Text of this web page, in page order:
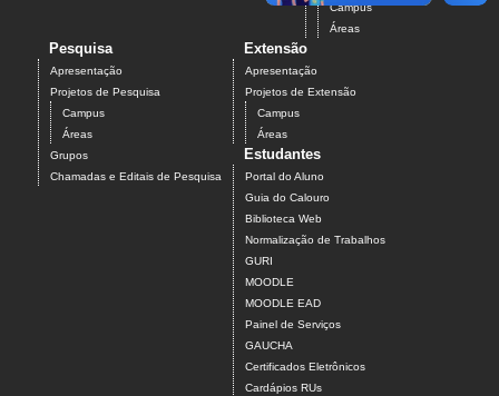
Campus
Áreas
Pesquisa
Apresentação
Projetos de Pesquisa
Campus
Áreas
Grupos
Chamadas e Editais de Pesquisa
Extensão
Apresentação
Projetos de Extensão
Campus
Áreas
Estudantes
Portal do Aluno
Guia do Calouro
Biblioteca Web
Normalização de Trabalhos
GURI
MOODLE
MOODLE EAD
Painel de Serviços
GAUCHA
Certificados Eletrônicos
Cardápios RUs